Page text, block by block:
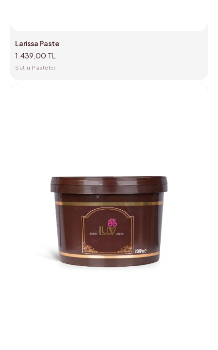
Larissa Paste
1.439,00 TL
Sütlü Pasteler